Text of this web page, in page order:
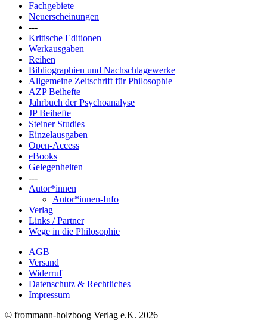
Fachgebiete
Neuerscheinungen
---
Kritische Editionen
Werkausgaben
Reihen
Bibliographien und Nachschlagewerke
Allgemeine Zeitschrift für Philosophie
AZP Beihefte
Jahrbuch der Psychoanalyse
JP Beihefte
Steiner Studies
Einzelausgaben
Open-Access
eBooks
Gelegenheiten
---
Autor*innen
Autor*innen-Info
Verlag
Links / Partner
Wege in die Philosophie
AGB
Versand
Widerruf
Datenschutz & Rechtliches
Impressum
© frommann-holzboog Verlag e.K. 2026